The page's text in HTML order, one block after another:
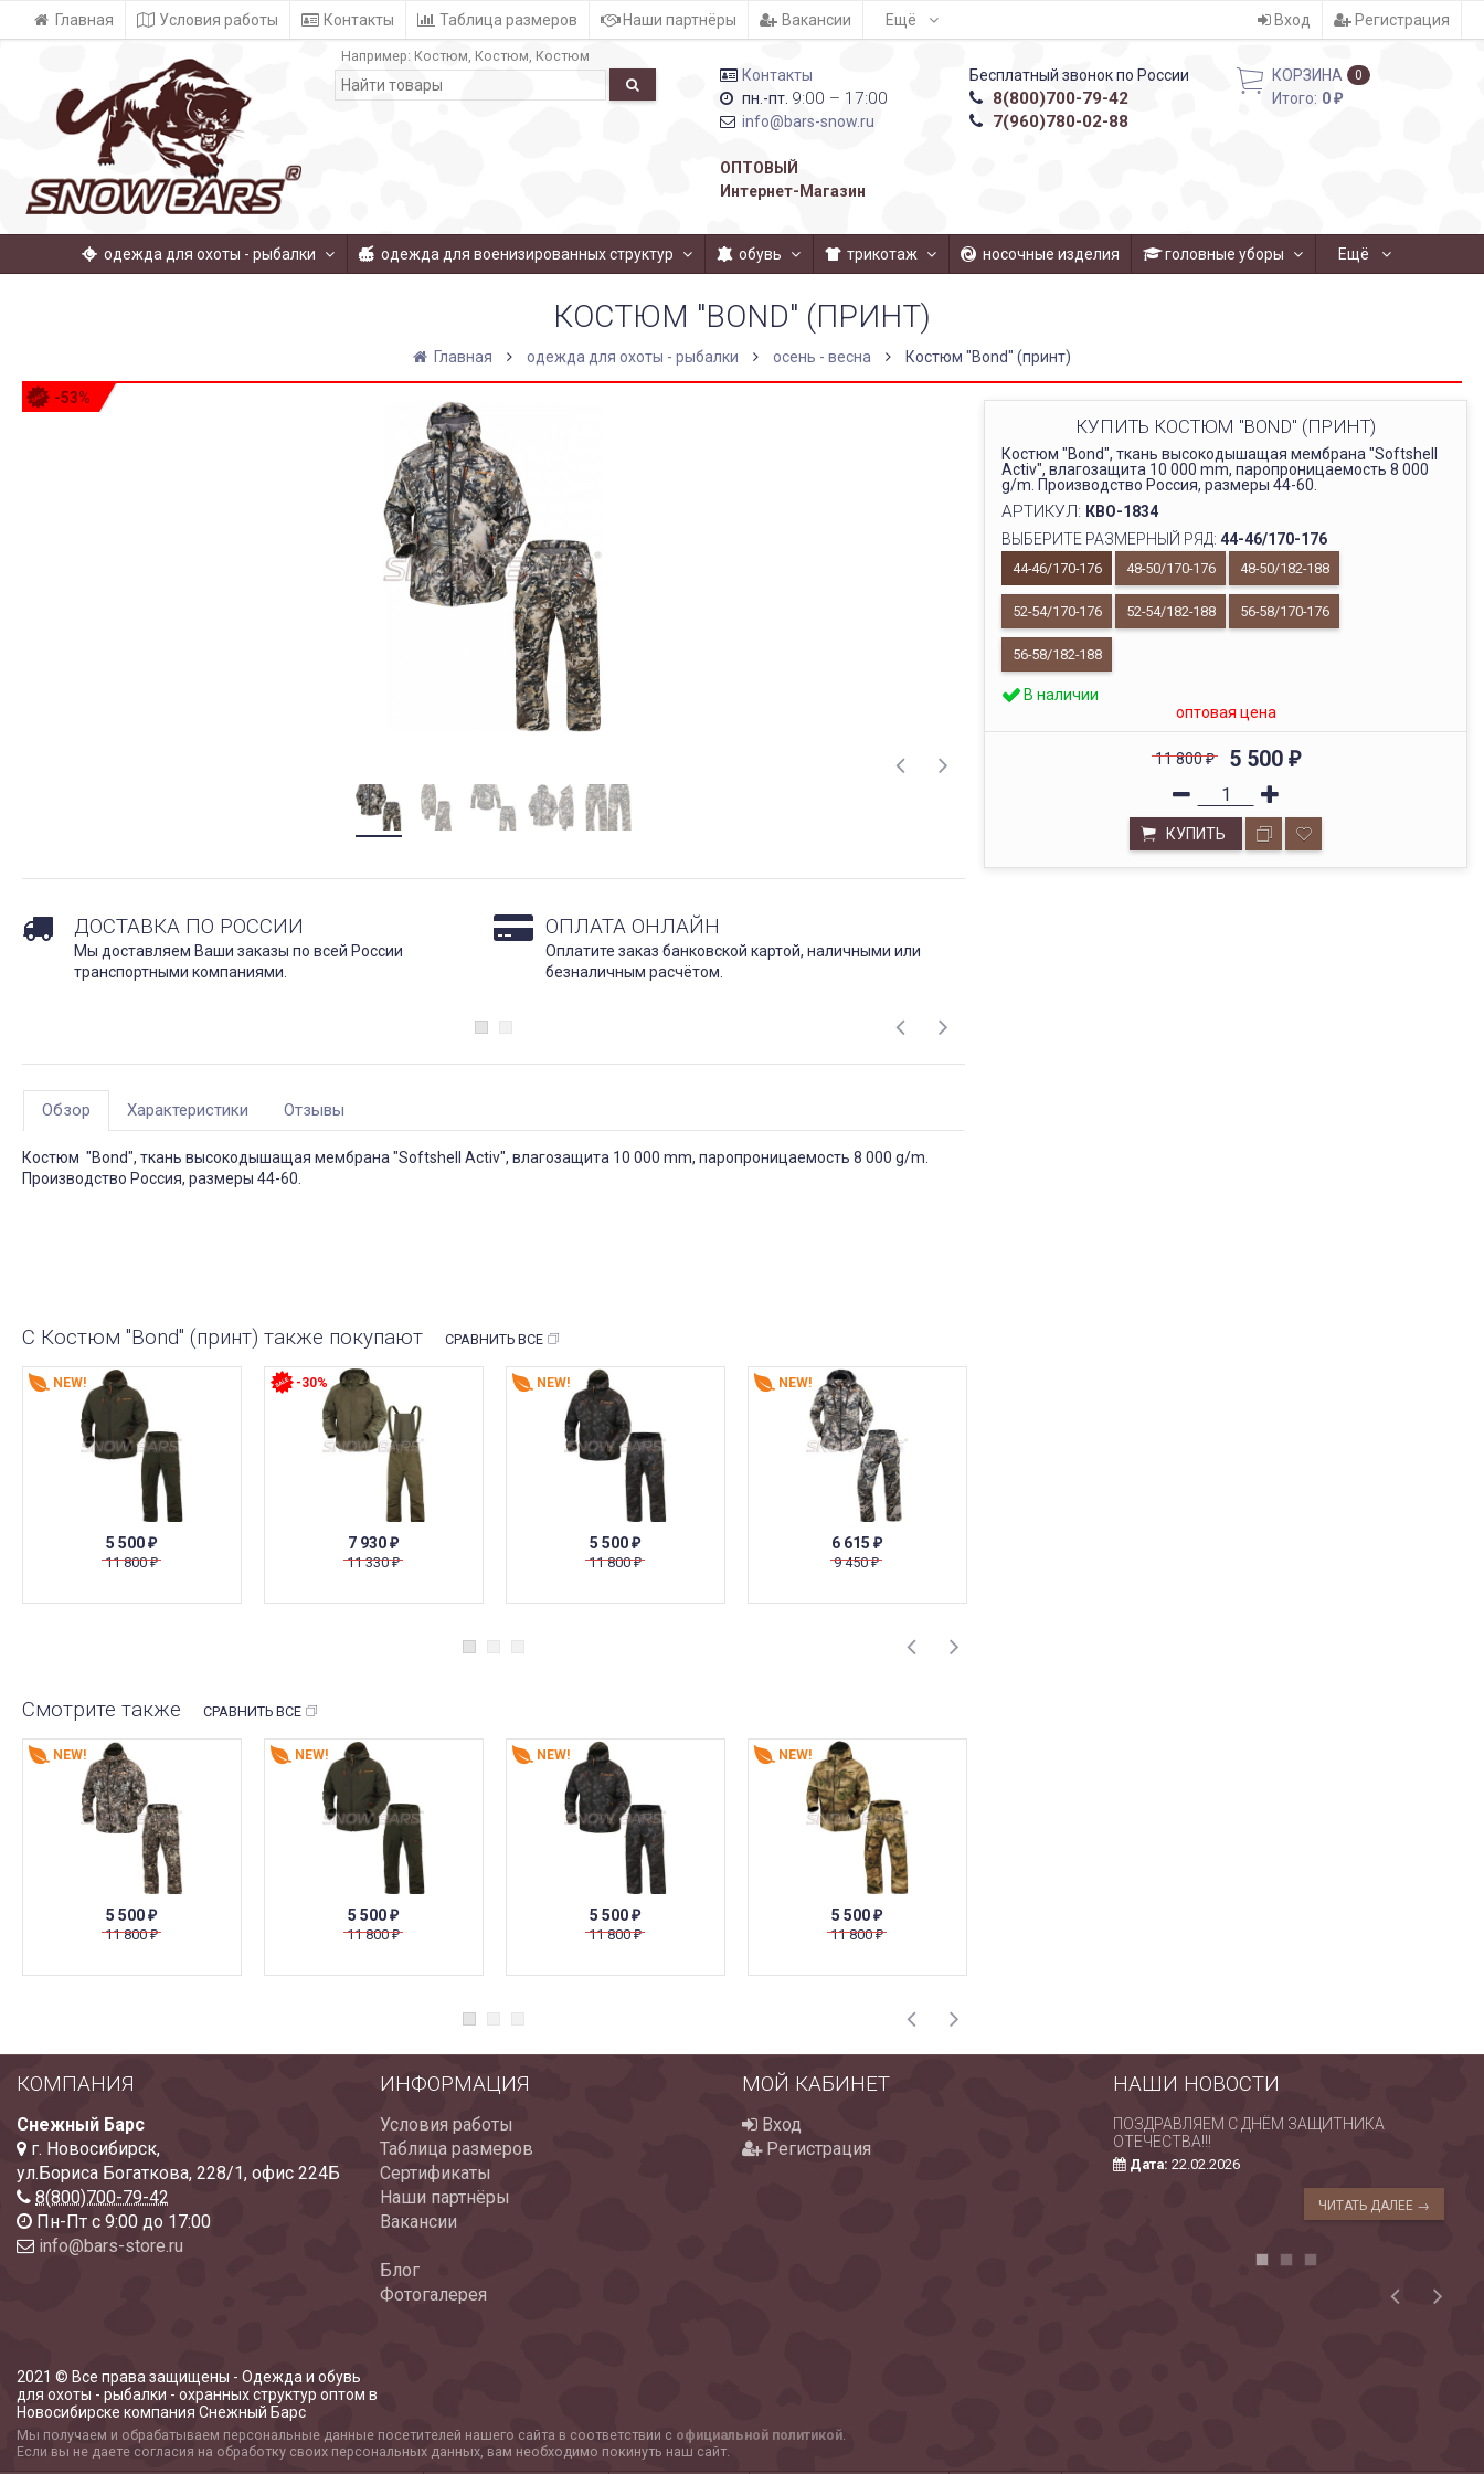
Главная Условия работы Контакты Таблица размеров Наши партнёры Вакансии Ещё Вход Регистрация
Например: Костюм Костюм Костюм
Контакты
пн.-пт. 9:00 – 17:00
info@bars-snow.ru
ОПТОВЫЙ
Интернет-Магазин
Бесплатный звонок по России
8(800)700-79-42
7(960)780-02-88
КОРЗИНА 0
Итого: 0₽
одежда для охоты - рыбалки одежда для военизированных структур обувь трикотаж носочные изделия головные уборы Ещё
КОСТЮМ "BOND" (ПРИНТ)
Главная одежда для охоты - рыбалки осень - весна Костюм "Bond" (принт)
-53%
КУПИТЬ КОСТЮМ "BOND" (ПРИНТ)
Костюм "Bond", ткань высокодышащая мембрана "Softshell
Activ", влагозащита 10 000 mm, паропроницаемость 8 000
g/m. Производство Россия, размеры 44-60.
АРТИКУЛ: КВО-1834
ВЫБЕРИТЕ РАЗМЕРНЫЙ РЯД: 44-46/170-176
44-46/170-176 48-50/170-176 48-50/182-188
52-54/170-176 52-54/182-188 56-58/170-176
56-58/182-188
В наличии
оптовая цена
11 800₽ 5 500 ₽
КУПИТЬ
ДОСТАВКА ПО РОССИИ
Мы доставляем Ваши заказы по всей России
транспортными компаниями.
ОПЛАТА ОНЛАЙН
Оплатите заказ банковской картой, наличными или
безналичным расчётом.
Обзор Характеристики Отзывы
Костюм "Bond", ткань высокодышащая мембрана "Softshell Activ", влагозащита 10 000 mm, паропроницаемость 8 000 g/m.
Производство Россия, размеры 44-60.
С Костюм "Bond" (принт) также покупают СРАВНИТЬ ВСЕ
5 500 ₽
11 800₽
NEW!
7 930 ₽
11 330₽
-30%
5 500 ₽
11 800₽
NEW!
6 615 ₽
9 450₽
NEW!
Смотрите также СРАВНИТЬ ВСЕ
5 500 ₽
11 800₽
NEW!
5 500 ₽
11 800₽
NEW!
5 500 ₽
11 800₽
NEW!
5 500 ₽
11 800₽
NEW!
КОМПАНИЯ
Снежный Барс
г. Новосибирск,
ул.Бориса Богаткова, 228/1, офис 224Б
8(800)700-79-42
Пн-Пт с 9:00 до 17:00
info@bars-store.ru
ИНФОРМАЦИЯ
Условия работы
Таблица размеров
Сертификаты
Наши партнёры
Вакансии
Блог
Фотогалерея
МОЙ КАБИНЕТ
Вход
Регистрация
НАШИ НОВОСТИ
ПОЗДРАВЛЯЕМ С ДНЁМ ЗАЩИТНИКА
ОТЕЧЕСТВА!!!
Дата: 22.02.2026
ЧИТАТЬ ДАЛЕЕ →
2021 © Все права защищены - Одежда и обувь
для охоты - рыбалки - охранных структур оптом в
Новосибирске компания Снежный Барс
Мы получаем и обрабатываем персональные данные посетителей нашего сайта в соответствии с официальной политикой
Если вы не даете согласия на обработку своих персональных данных, вам необходимо покинуть наш сайт.